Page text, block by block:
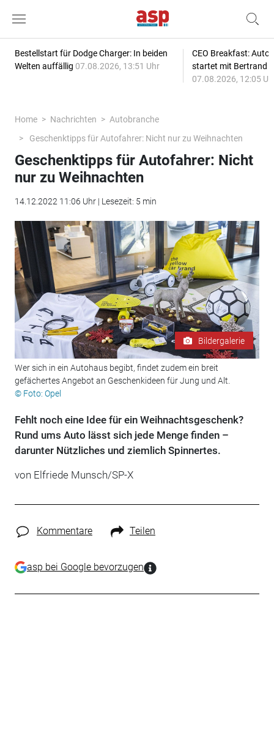
Bestellstart für Dodge Charger: In beiden
Welten auffällig 07.08.2026, 13:51 Uhr
CEO Breakfast:
startet mit Bertrand
07.08.2026, 12:05
Home Nachrichten
Autobranche
Geschenktipps für Autofahrer: Nicht nur zu Weihnachten
Geschenktipps für Autofahrer: Nicht
nur zu Weihnachten
14.12.2022 11:06 Uhr | Lesezeit: 5 min
Bildergalerie
Wer sich in ein Autohaus begibt, findet zudem ein breit
gefächertes Angebot an Geschenkideen für Jung und Alt.
© Foto: Opel
Fehlt noch eine Idee für ein Weihnachtsgeschenk?
Rund ums Auto lässt sich jede Menge finden –
darunter Nützliches und ziemlich Spinnertes.
von Elfriede Munsch/SP-X
Kommentare Teilen
asp bei Google bevorzugen